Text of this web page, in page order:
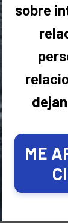
que me
sobre
ME